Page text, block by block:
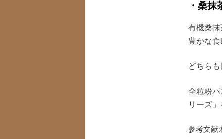
・桑抹
有機桑抹
豊かな
どちら
全粒粉パ
リーズ
参考文献: